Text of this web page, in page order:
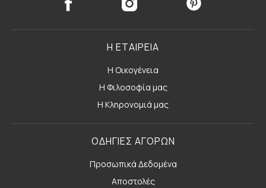
Η ΕΤΑΙΡΕΙΑ
Η Οικογένεια
Η Φιλοσοφία μας
Η Κληρονομιά μας
ΟΔΗΓΙΕΣ ΑΓΟΡΩΝ
Προσωπικά Δεδομένα
Αποστολές